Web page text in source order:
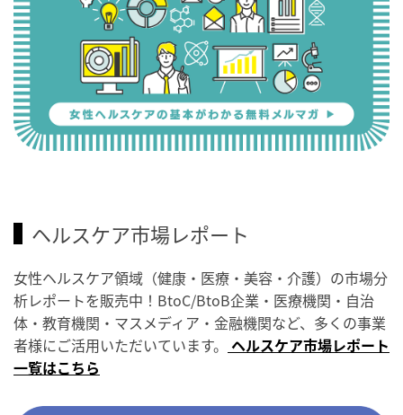
ヘルスケア市場レポート
女性ヘルスケア領域（健康・医療・美容・介護）の市場分
析レポートを販売中！BtoC/BtoB企業・医療機関・自治
体・教育機関・マスメディア・金融機関など、多くの事業
者様にご活用いただいています。 ヘルスケア市場レポート
一覧はこちら